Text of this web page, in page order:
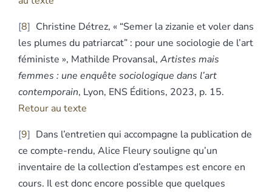
8
Christine Détrez, « “Semer la zizanie et voler dans
les plumes du patriarcat” : pour une sociologie de l’art
féministe », Mathilde Provansal, Artistes mais
femmes : une enquête sociologique dans l’art
contemporain, Lyon, ENS Éditions, 2023, p. 15.
Retour au texte
9
Dans l’entretien qui accompagne la publication de
ce compte-rendu, Alice Fleury souligne qu’un
inventaire de la collection d’estampes est encore en
cours. Il est donc encore possible que quelques